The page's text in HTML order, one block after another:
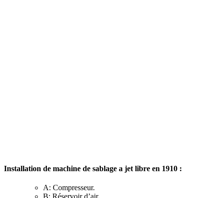
Installation de machine de sablage a jet libre en 1910 :
A: Compresseur.